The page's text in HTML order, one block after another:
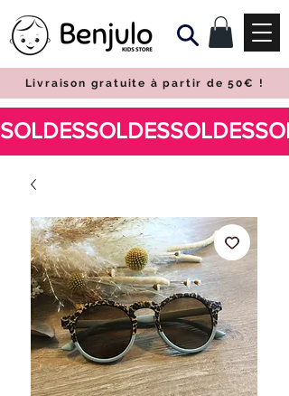
Livraison gratuite à partir de 50€ !